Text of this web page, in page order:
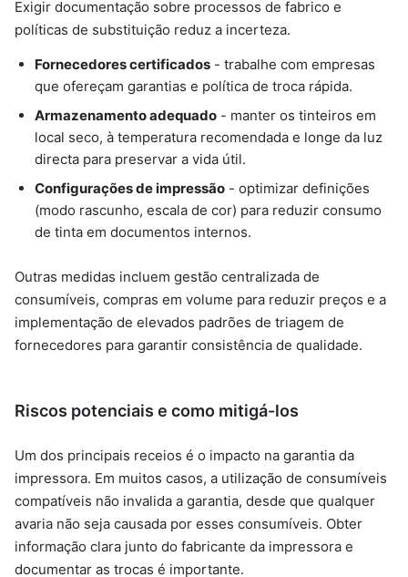
Exigir documentação sobre processos de fabrico e
políticas de substituição reduz a incerteza.
Fornecedores certificados - trabalhe com empresas
que ofereçam garantias e política de troca rápida.
Armazenamento adequado - manter os tinteiros em
local seco, à temperatura recomendada e longe da luz
directa para preservar a vida útil.
Configurações de impressão - optimizar definições
(modo rascunho, escala de cor) para reduzir consumo
de tinta em documentos internos.
Outras medidas incluem gestão centralizada de
consumíveis, compras em volume para reduzir preços e a
implementação de elevados padrões de triagem de
fornecedores para garantir consistência de qualidade.
Riscos potenciais e como mitigá-los
Um dos principais receios é o impacto na garantia da
impressora. Em muitos casos, a utilização de consumíveis
compatíveis não invalida a garantia, desde que qualquer
avaria não seja causada por esses consumíveis. Obter
informação clara junto do fabricante da impressora e
documentar as trocas é importante.